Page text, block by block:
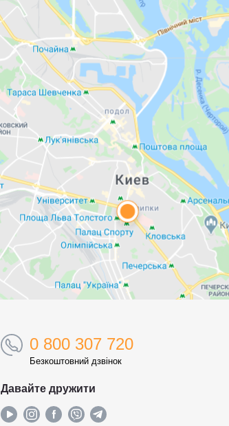
0 800 307 720
Безкоштовний дзвінок
Давайте дружити